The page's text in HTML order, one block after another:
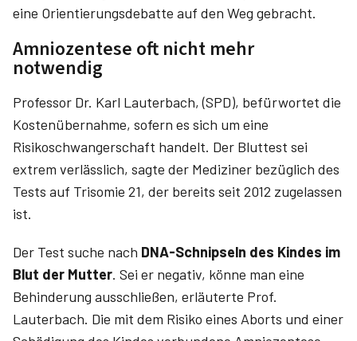
eine Orientierungsdebatte auf den Weg gebracht.
Amniozentese oft nicht mehr
notwendig
Professor Dr. Karl Lauterbach, (SPD), befürwortet die
Kosten­übernahme, sofern es sich um eine
Risikoschwangerschaft handelt. Der Bluttest sei
extrem verlässlich, sagte der Mediziner bezüglich des
Tests auf Trisomie 21, der bereits seit 2012 zugelassen
ist.
Der Test suche nach DNA-Schnipseln des Kindes im
Blut der Mutter. Sei er negativ, könne man eine
Behinderung ausschließen, erläuterte Prof.
Lauterbach. Die mit dem Risiko eines Aborts und einer